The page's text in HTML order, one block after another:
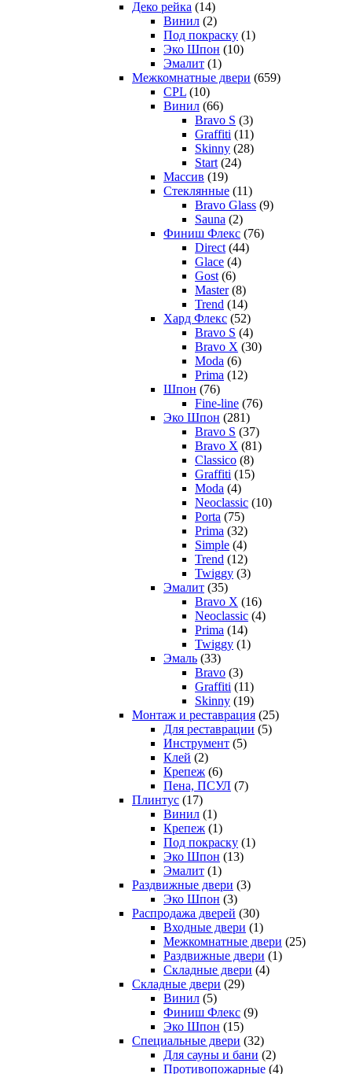
Деко рейка (14)
Винил (2)
Под покраску (1)
Эко Шпон (10)
Эмалит (1)
Межкомнатные двери (659)
CPL (10)
Винил (66)
Bravo S (3)
Graffiti (11)
Skinny (28)
Start (24)
Массив (19)
Стеклянные (11)
Bravo Glass (9)
Sauna (2)
Финиш Флекс (76)
Direct (44)
Glace (4)
Gost (6)
Master (8)
Trend (14)
Хард Флекс (52)
Bravo S (4)
Bravo X (30)
Moda (6)
Prima (12)
Шпон (76)
Fine-line (76)
Эко Шпон (281)
Bravo S (37)
Bravo X (81)
Classico (8)
Graffiti (15)
Moda (4)
Neoclassic (10)
Porta (75)
Prima (32)
Simple (4)
Trend (12)
Twiggy (3)
Эмалит (35)
Bravo X (16)
Neoclassic (4)
Prima (14)
Twiggy (1)
Эмаль (33)
Bravo (3)
Graffiti (11)
Skinny (19)
Монтаж и реставрация (25)
Для реставрации (5)
Инструмент (5)
Клей (2)
Крепеж (6)
Пена, ПСУЛ (7)
Плинтус (17)
Винил (1)
Крепеж (1)
Под покраску (1)
Эко Шпон (13)
Эмалит (1)
Раздвижные двери (3)
Эко Шпон (3)
Распродажа дверей (30)
Входные двери (1)
Межкомнатные двери (25)
Раздвижные двери (1)
Складные двери (4)
Складные двери (29)
Винил (5)
Финиш Флекс (9)
Эко Шпон (15)
Специальные двери (32)
Для сауны и бани (2)
Противопожарные (4)